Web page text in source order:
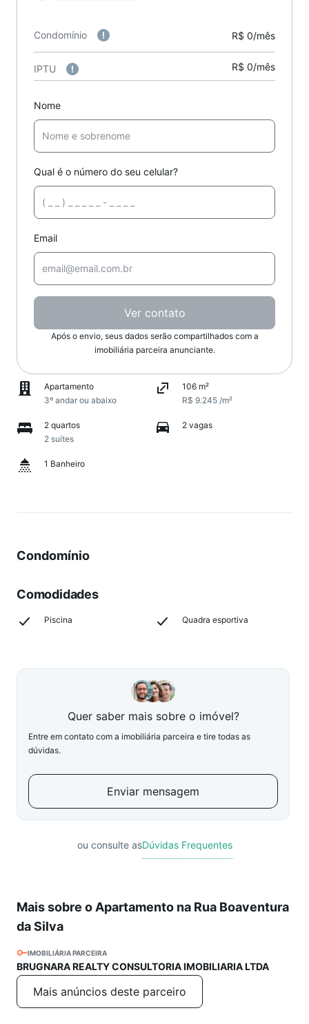
Condomínio R$ 0/mês
IPTU R$ 0/mês
Nome
Qual é o número do seu celular?
Email
Ver contato
Após o envio, seus dados serão compartilhados com a
imobiliária parceira anunciante.
Apartamento
3º andar ou abaixo
106 m²
R$ 9.245 /m²
2 quartos
2 suítes
2 vagas
1 Banheiro
Condomínio
Comodidades
Piscina Quadra esportiva
Quer saber mais sobre o imóvel?
Entre em contato com a imobiliária parceira e tire todas as
dúvidas.
Enviar mensagem
ou consulte asDúvidas Frequentes
Mais sobre o Apartamento na Rua Boaventura
da Silva
IMOBILIÁRIA PARCEIRA
BRUGNARA REALTY CONSULTORIA IMOBILIARIA LTDA
Mais anúncios deste parceiro